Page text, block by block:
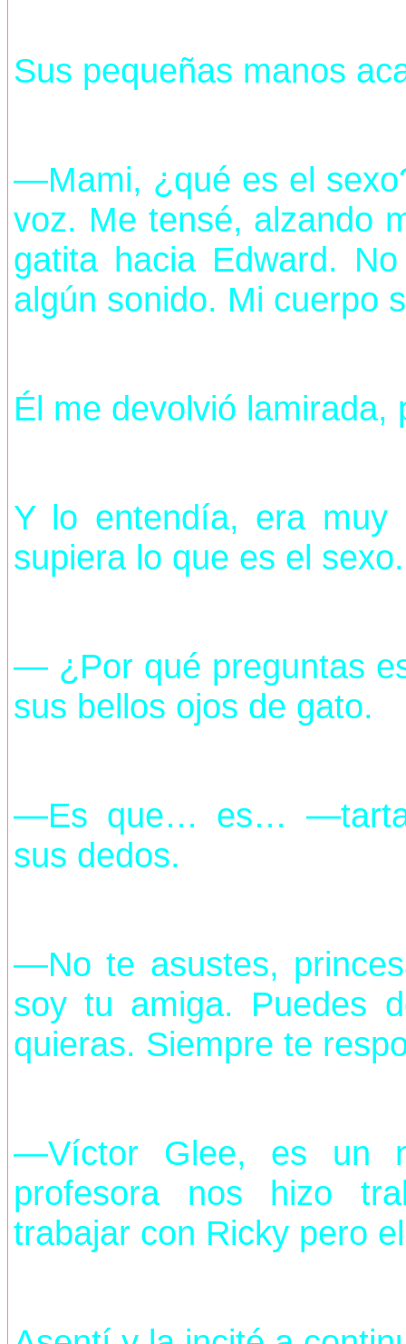
Sus pequeñas manos
—Mami, ¿qué es el
voz. Me tensé, alzando
gatita hacia Edward.
algún sonido. Mi cuerpo
Él me devolvió lamirada,
Y lo entendía, era muy
supiera lo que es el sexo.
— ¿Por qué preguntas
sus bellos ojos de gato.
—Es que… es…
sus dedos.
—No te asustes,
soy tu amiga. Puedes
quieras. Siempre te
—Víctor Glee, es un
profesora nos hizo
trabajar con Ricky pero